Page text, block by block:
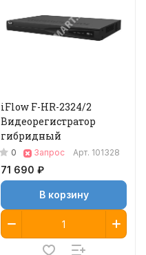
iFlow F-HR-2324/2
Видеорегистратор
гибридный
0 Запрос Арт. 101328
71 690 ₽
В корзину